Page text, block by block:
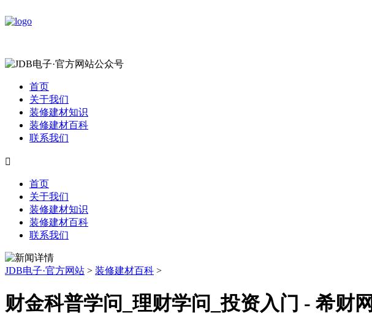
首页
关于我们
装修建材知识
装修建材百科
联系我们

首页
关于我们
装修建材知识
装修建材百科
联系我们
JDB电子·官方网站 > 装修建材百科 >
财金科普学问_理财学问_投资入门 - 希财网